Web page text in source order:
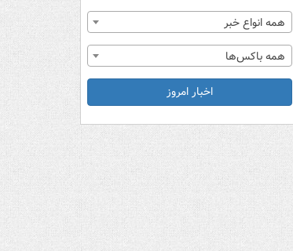
همه انواع خبر
همه باکس‌ها
اخبار امروز